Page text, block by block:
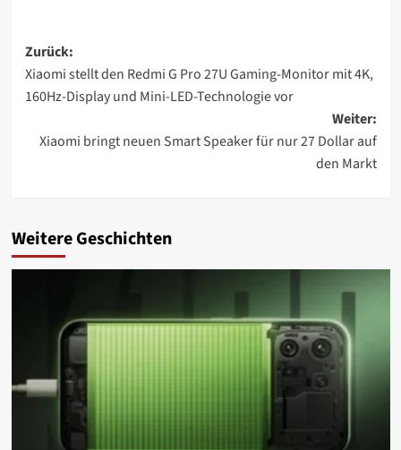
Beitragsnavigation
Zurück:
Xiaomi stellt den Redmi G Pro 27U Gaming-Monitor mit 4K,
160Hz-Display und Mini-LED-Technologie vor
Weiter:
Xiaomi bringt neuen Smart Speaker für nur 27 Dollar auf
den Markt
Weitere Geschichten